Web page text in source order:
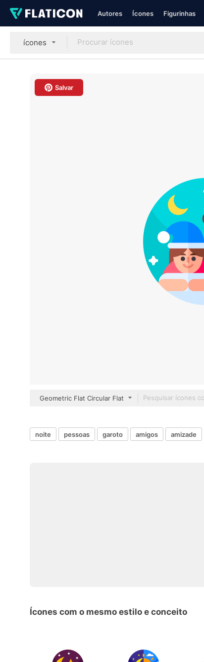
Autores Ícones Figurinhas
ícones
Salvar
Geometric Flat Circular Flat
noite pessoas garoto amigos amizade
Ícones com o mesmo estilo e conceito